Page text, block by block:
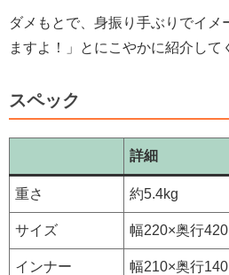
ダメもとで、身振り手ぶりでイメ
ますよ！」とにこやかに紹介して
スペック
詳細
重さ 約5.4kg
サイズ 幅220×奥行
インナー
幅210×奥行